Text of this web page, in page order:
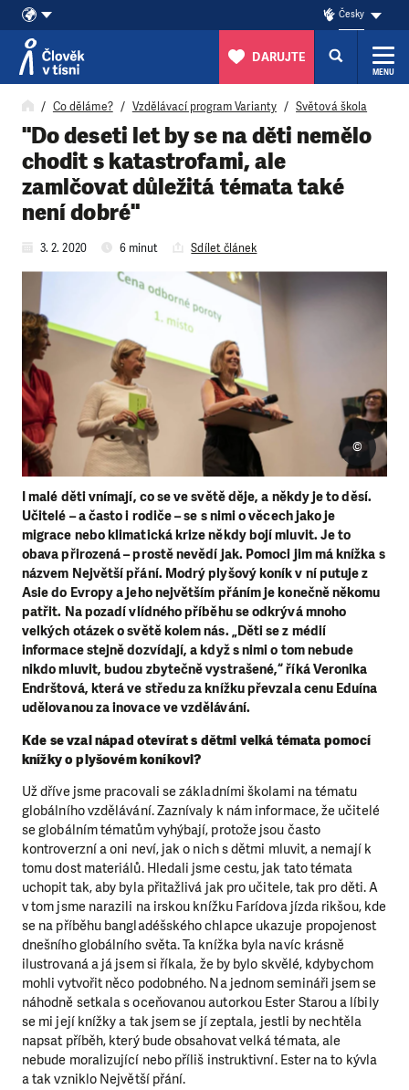
Přeskočit na obsah
Česky
DARUJTE
MENU
Co děláme? Vzdělávací program Varianty Světová škola
"Do deseti let by se na děti nemělo
chodit s katastrofami, ale
zamlčovat důležitá témata také
není dobré"
3. 2. 2020 6 minut Sdílet článek
I malé děti vnímají, co se ve světě děje, a někdy je to děsí.
Učitelé – a často i rodiče – se s nimi o věcech jako je
migrace nebo klimatická krize někdy bojí mluvit. Je to
obava přirozená – prostě nevědí jak. Pomoci jim má knížka s
názvem Největší přání. Modrý plyšový koník v ní putuje z
Asie do Evropy a jeho největším přáním je konečně někomu
patřit. Na pozadí vlídného příběhu se odkrývá mnoho
velkých otázek o světě kolem nás. „Děti se z médií
informace stejně dozvídají, a když s nimi o tom nebude
nikdo mluvit, budou zbytečně vystrašené,“ říká Veronika
Endrštová, která ve středu za knížku převzala cenu Eduína
udělovanou za inovace ve vzdělávání.
©
Kde se vzal nápad otevírat s dětmi velká témata pomocí
knížky o plyšovém koníkovi?
Už dříve jsme pracovali se základními školami na tématu
globálního vzdělávání. Zaznívaly k nám informace, že učitelé
se globálním tématům vyhýbají, protože jsou často
kontroverzní a oni neví, jak o nich s dětmi mluvit, a nemají k
tomu dost materiálů. Hledali jsme cestu, jak tato témata
uchopit tak, aby byla přitažlivá jak pro učitele, tak pro děti. A
v tom jsme narazili na irskou knížku Farídova jízda rikšou, kde
se na příběhu bangladéšského chlapce ukazuje propojenost
dnešního globálního světa. Ta knížka byla navíc krásně
ilustrovaná a já jsem si říkala, že by bylo skvělé, kdybychom
mohli vytvořit něco podobného. Na jednom semináři jsem se
náhodně setkala s oceňovanou autorkou Ester Starou a líbily
se mi její knížky a tak jsem se jí zeptala, jestli by nechtěla
napsat příběh, který bude obsahovat velká témata, ale
nebude moralizující nebo příliš instruktivní. Ester na to kývla
a tak vzniklo Největší přání.